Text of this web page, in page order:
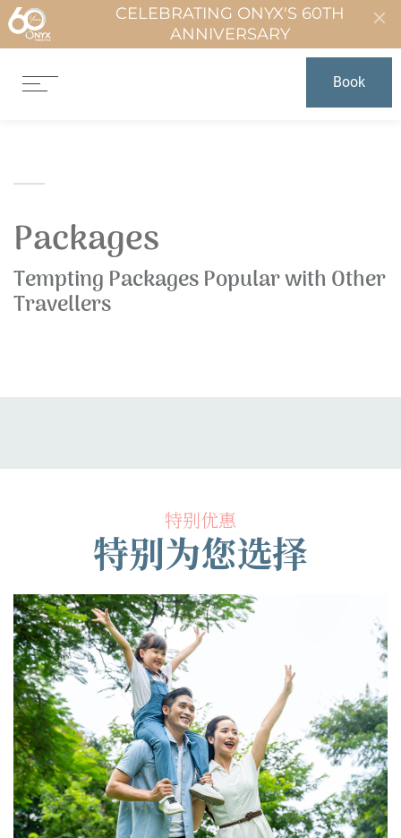
CELEBRATING ONYX'S 60TH
ANNIVERSARY
Book
Packages
Tempting Packages Popular with Other
Travellers
特别优惠
特别为您选择